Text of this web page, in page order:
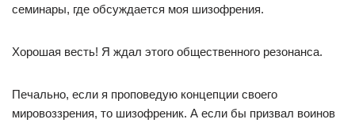
семинары, где обсуждается моя шизофрения.
Хорошая весть! Я ждал этого общественного резонанса.
Печально, если я проповедую концепции своего
мировоззрения, то шизофреник. А если бы призвал воинов